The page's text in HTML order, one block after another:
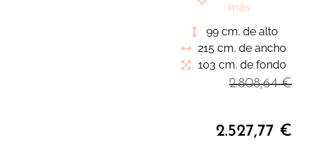
funcionalidad que
estabas buscando
para el ambiente de tu
más
99 cm. de alto
215 cm. de ancho
103 cm. de fondo
2.808,64€
2.527,77 €